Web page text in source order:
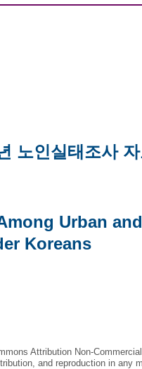
노인실태조사 자
Urban
Koreans
Attribution Non-
and reproduction in any